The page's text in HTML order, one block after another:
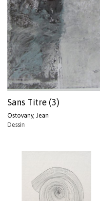
Sans Titre (3)
Ostovany, Jean
Dessin